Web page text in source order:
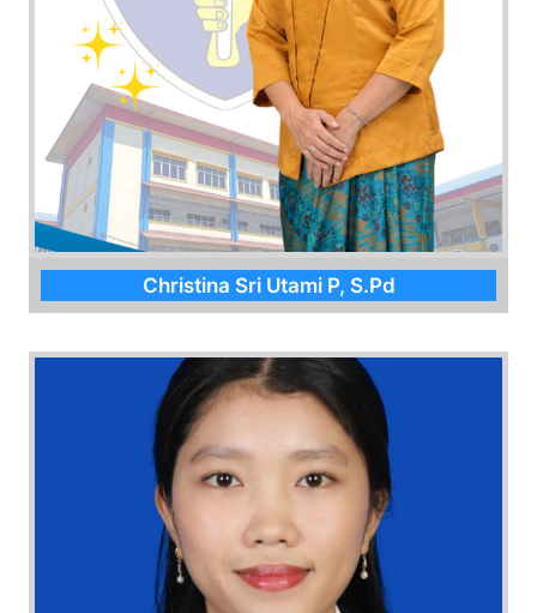
Christina Sri Utami P, S.Pd